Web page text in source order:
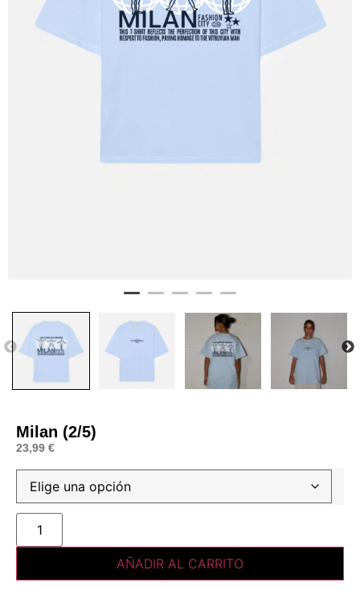
Milan (2/5)
23,99 €
AÑADIR AL CARRITO